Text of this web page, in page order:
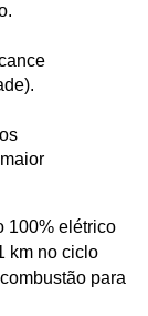
100% elétrico
km no ciclo
para